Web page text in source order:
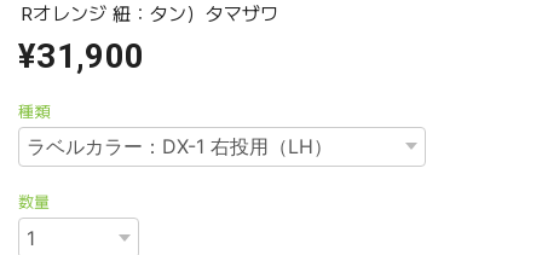
Rオレンジ 紐：タン）タマザワ
¥31,900
種類
数量